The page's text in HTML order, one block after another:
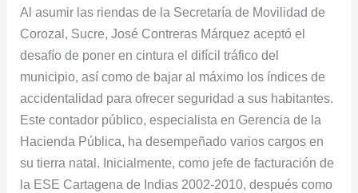
Al asumir las riendas de la Secretaría de Movilidad de
Corozal, Sucre, José Contreras Márquez aceptó el
desafío de poner en cintura el difícil tráfico del
municipio, así como de bajar al máximo los índices de
accidentalidad para ofrecer seguridad a sus habitantes.
Este contador público, especialista en Gerencia de la
Hacienda Pública, ha desempeñado varios cargos en
su tierra natal. Inicialmente, como jefe de facturación de
la ESE Cartagena de Indias 2002-2010, después como
que
ha
cambiado
positivamente
la
movilidad
a
Corozal